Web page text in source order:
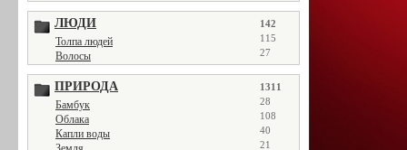
ЛЮДИ 142
Толпа людей 115
Волосы 27
ПРИРОДА 1311
Бамбук 28
Облака 108
Капли воды 40
21